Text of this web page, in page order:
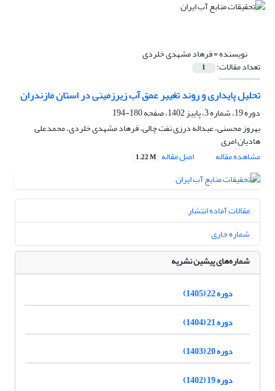
نویسنده =فرهاد مشهدی خلردی
تعداد مقالات: 1
تحلیل پایداری و روند تغییر عمق آب زیرزمینی در استان مازندران
دوره 19، شماره 3، پاییز 1402، صفحه
180-194
بهروز محسنی، عبداله درزی نفت چالی، فرهاد مشهدی خلردی، محمدعلی
هادیان امری
مشاهده مقاله
اصل مقاله 1.22 M
مقالات آماده انتشار
شماره جاری
شماره‌های پیشین نشریه
دوره 22 (1405)
دوره 21 (1404)
دوره 20 (1403)
دوره 19 (1402)